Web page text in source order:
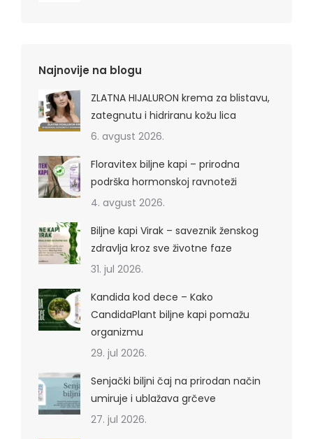
Najnovije na blogu
ZLATNA HIJALURON krema za blistavu,
zategnutu i hidriranu kožu lica
6. avgust 2026.
Floravitex biljne kapi – prirodna
podrška hormonskoj ravnoteži
4. avgust 2026.
Biljne kapi Virak – saveznik ženskog
zdravlja kroz sve životne faze
31. jul 2026.
Kandida kod dece – Kako
CandidaPlant biljne kapi pomažu
organizmu
29. jul 2026.
Senjački biljni čaj na prirodan način
umiruje i ublažava grčeve
27. jul 2026.